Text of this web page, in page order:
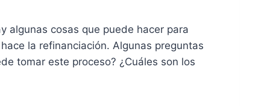
algunas cosas que puede hacer para
la refinanciación. Algunas preguntas
tomar este proceso? ¿Cuáles son los